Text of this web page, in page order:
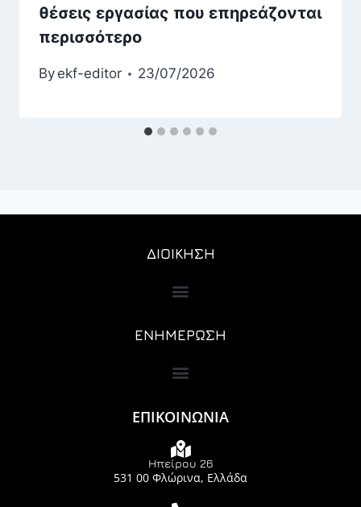
θέσεις εργασίας που επηρεάζονται
περισσότερο
By ekf-editor 23/07/2026
ΔΙΟΙΚΗΣΗ
ΕΝΗΜΕΡΩΣΗ
ΕΠΙΚΟΙΝΩΝΙΑ
Ηπείρου 26
531 00 Φλώρινα, Ελλάδα